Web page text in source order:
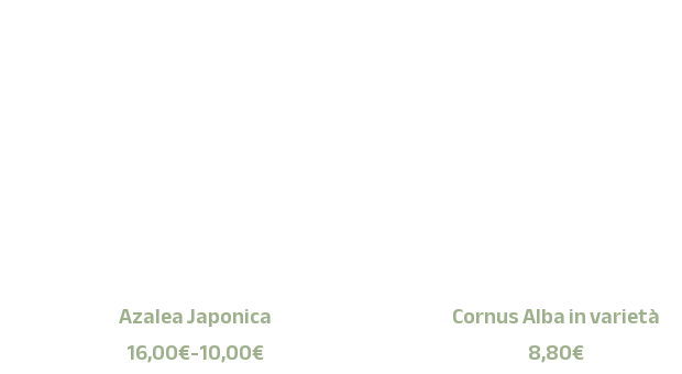
Azalea Japonica
10,00€
-
16,00€
Cornus Alba in varietà
8,80€